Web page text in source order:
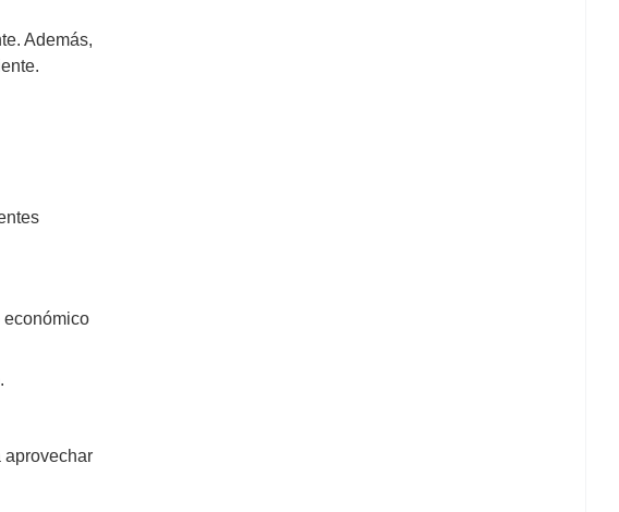
Además,
económico
aprovechar